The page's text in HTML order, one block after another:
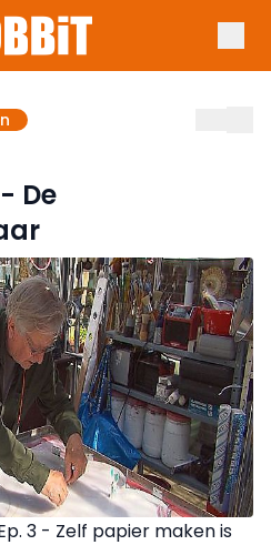
De
3 - Zelf papier maken is